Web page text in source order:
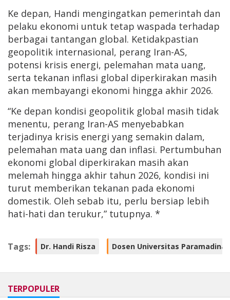
Ke depan, Handi mengingatkan pemerintah dan
pelaku ekonomi untuk tetap waspada terhadap
berbagai tantangan global. Ketidakpastian
geopolitik internasional, perang Iran-AS,
potensi krisis energi, pelemahan mata uang,
serta tekanan inflasi global diperkirakan masih
akan membayangi ekonomi hingga akhir 2026.
“Ke depan kondisi geopolitik global masih tidak
menentu, perang Iran-AS menyebabkan
terjadinya krisis energi yang semakin dalam,
pelemahan mata uang dan inflasi. Pertumbuhan
ekonomi global diperkirakan masih akan
melemah hingga akhir tahun 2026, kondisi ini
turut memberikan tekanan pada ekonomi
domestik. Oleh sebab itu, perlu bersiap lebih
hati-hati dan terukur,” tutupnya. *
Tags: Dr. Handi Risza Dosen Universitas Paramadina
TERPOPULER